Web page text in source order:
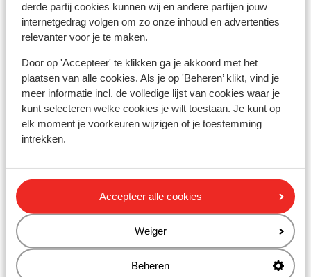
derde partij cookies kunnen wij en andere partijen jouw
internetgedrag volgen om zo onze inhoud en advertenties
relevanter voor je te maken.
Door op 'Accepteer' te klikken ga je akkoord met het
plaatsen van alle cookies. Als je op 'Beheren’ klikt, vind je
meer informatie incl. de volledige lijst van cookies waar je
kunt selecteren welke cookies je wilt toestaan. Je kunt op
elk moment je voorkeuren wijzigen of je toestemming
intrekken.
Accepteer alle cookies
Weiger
Beheren
opgevangen door een Engels sprekende lokale
vertegenwoordiger.
Vaccinatie:
Voor actuele informatie betreffende vaccinaties en
andere gegevens over gezondheid en reizen kijk je op
de site van LCR: https://www.lcr.nl/.
Het nationale alarmnummer voor politie, ambulance en
de brandweer is 112.
Eten & drinken:
In de gerechten van de Kroatische keuken proef je
Ottomaanse, Italiaanse en Sloveense invloeden. Het
geserveerde eten is goed en aantrekkelijk geprijsd.